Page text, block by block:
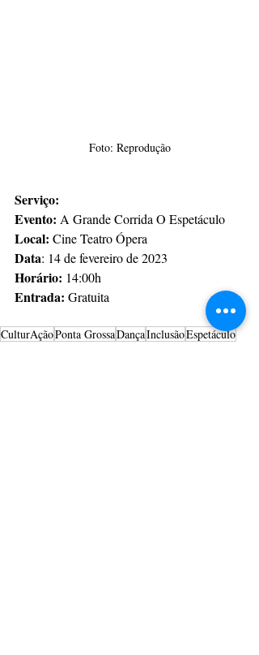
Foto: Reprodução
Serviço:
Evento: A Grande Corrida O Espetáculo
Local: Cine Teatro Ópera
Data: 14 de fevereiro de 2023
Horário: 14:00h
Entrada: Gratuita
CulturAçãoPonta GrossaDançaInclusãoEspetáculo